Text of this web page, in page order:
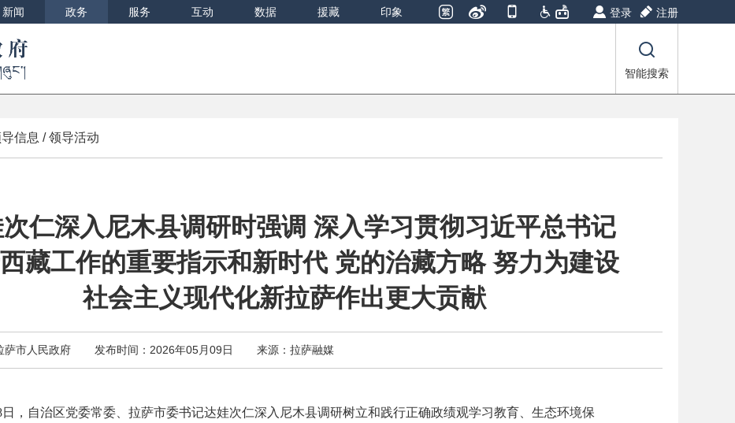
登录 注册
新闻 政务 服务 互动 数据 援藏 印象
智能搜索
信息 /领导活动
仁深入尼木县调研时强调 深入学习贯彻习近平总书记
藏工作的重要指示和新时代 党的治藏方略 努力为建设
社会主义现代化新拉萨作出更大贡献
萨市人民政府 发布时间：2026年05月09日 来源：拉萨融媒
日，自治区党委常委、拉萨市委书记达娃次仁深入尼木县调研树立和践行正确政绩观学习教育、生态环境保